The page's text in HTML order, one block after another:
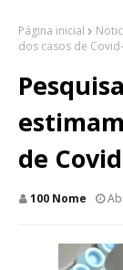
Página inicial
dos casos de
de
100 Nome